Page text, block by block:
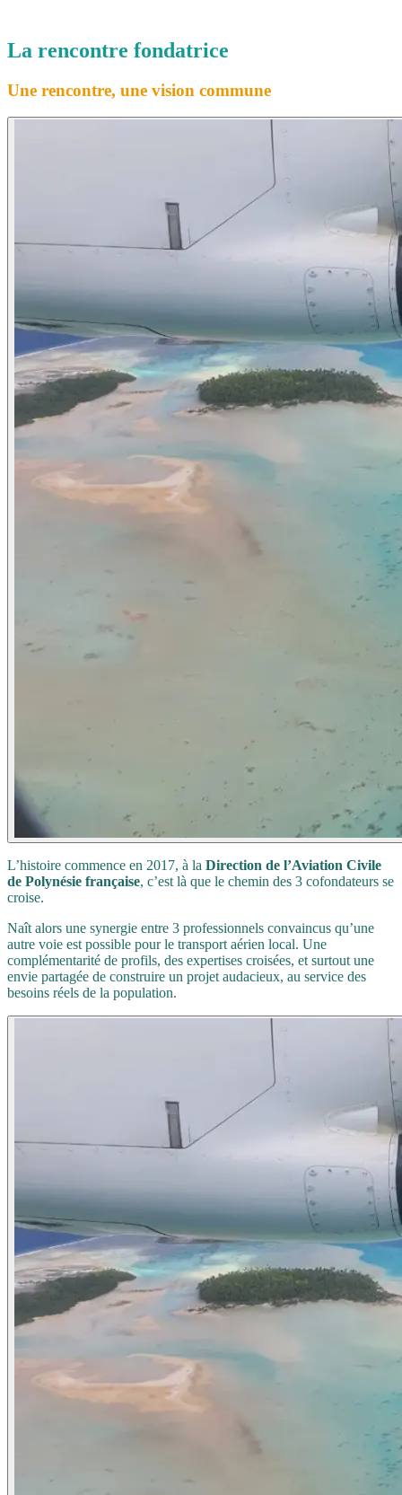
La rencontre fondatrice
Une rencontre, une vision commune
L’histoire commence en 2017, à la Direction de l’Aviation Civile
de Polynésie française, c’est là que le chemin des 3 cofondateurs se
croise.
Naît alors une synergie entre 3 professionnels convaincus qu’une
autre voie est possible pour le transport aérien local. Une
complémentarité de profils, des expertises croisées, et surtout une
envie partagée de construire un projet audacieux, au service des
besoins réels de la population.